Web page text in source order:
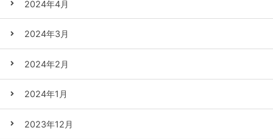
2024年4月
2024年3月
2024年2月
2024年1月
2023年12月